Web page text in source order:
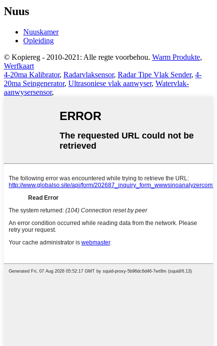
Nuus
Nuuskamer
Opleiding
© Kopiereg - 2010-2021: Alle regte voorbehou. Warm Produkte,
Werfkaart
4-20ma Kalibrator, Radarvlaksensor, Radar Tipe Vlak Sender, 4-
20ma Seingenerator, Ultrasoniese vlak aanwyser, Watervlak-
aanwysersensor,